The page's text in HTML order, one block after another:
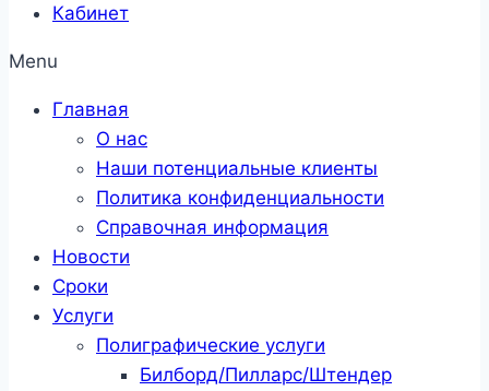
Кабинет
Menu
Главная
О нас
Наши потенциальные клиенты
Политика конфиденциальности
Справочная информация
Новости
Сроки
Услуги
Полиграфические услуги
Билборд/Пилларс/Штендер